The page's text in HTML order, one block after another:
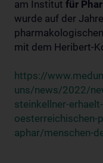
am Institut für
wurde auf der
mit dem Heribert-
https://
uns/news/2022/
steinkellner-
oesterreichischen-
aphar/menschen-